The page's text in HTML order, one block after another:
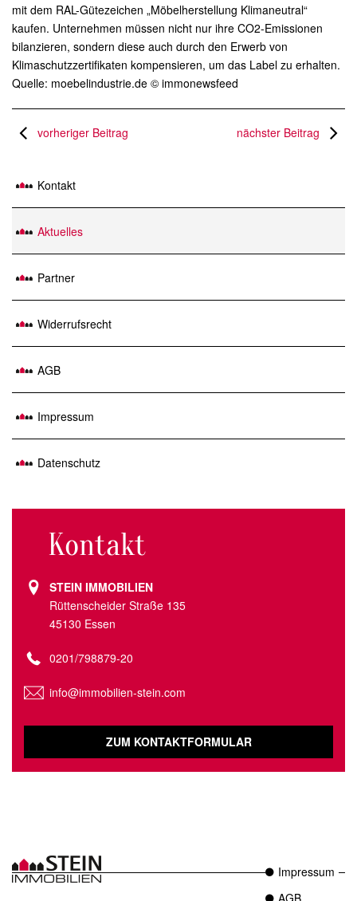
mit dem RAL-Gütezeichen „Möbelherstellung Klimaneutral“
kaufen. Unternehmen müssen nicht nur ihre CO2-Emissionen
bilanzieren, sondern diese auch durch den Erwerb von
Klimaschutzzertifikaten kompensieren, um das Label zu erhalten.
Quelle: moebelindustrie.de © immonewsfeed
vorheriger Beitrag nächster Beitrag
Kontakt
Aktuelles
Partner
Widerrufsrecht
AGB
Impressum
Datenschutz
Kontakt
STEIN IMMOBILIEN
Rüttenscheider Straße 135
45130 Essen
0201/798879-20
info@immobilien-stein.com
ZUM KONTAKTFORMULAR
Impressum
AGB